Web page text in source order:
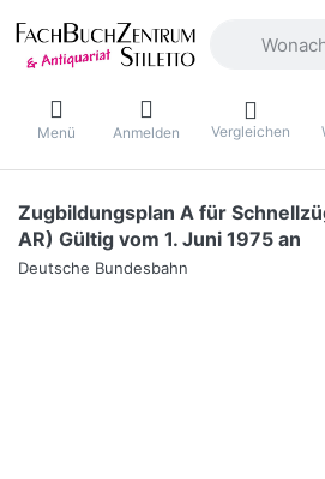
Menü Anmelden Vergleichen
Zugbildungsplan A für
AR) Gültig vom 1. Juni 1975 an
Deutsche Bundesbahn